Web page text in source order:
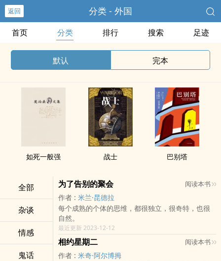
返回 分类 - 外国
首页 分类 排行 搜索 足迹
默认 完本
如死一般强 战士 巴别塔
全部
杂谈
情感
鬼话
为了告别的聚会 阅读本书
作者 : 米兰·昆德拉
每个成熟的个体的思维，都很独立，很奇特，也很
自然。
最近更新 2023-12-12
相约星期二 阅读本书
作者 : 米奇·阿尔博拇